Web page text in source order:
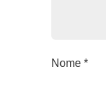
Nome *